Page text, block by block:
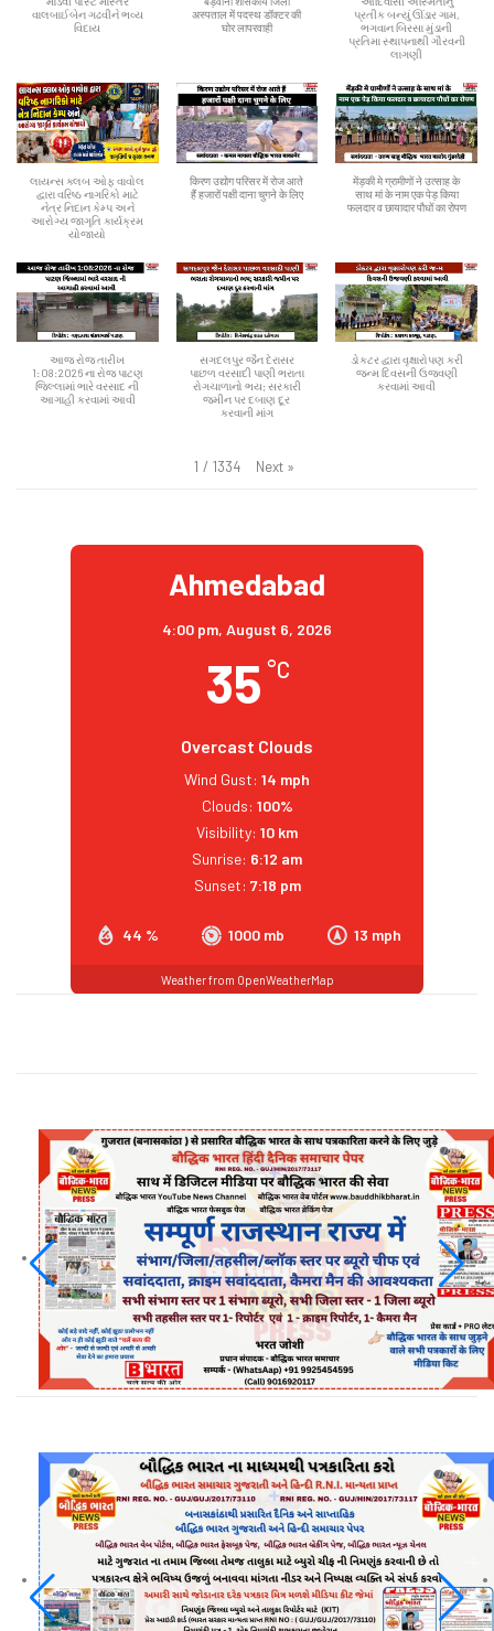
વાલબાઈબેન ગઢવીને ભવ્ય
વિદાય
अस्पताल में पदस्थ डॉक्टर की
घोर लापरवाही
પ્રતીક બન્યું ઊંડાર ગામ,
ભગવાન બિરસા મુંડાની
પ્રતિમા સ્થાપનાથી ગૌરવની
લાગણી
લાયન્સ ક્લબ ઓફ વાવોલ
દ્વારા વરિષ્ઠ નાગરિકો માટે
નેત્ર નિદાન કેમ્પ અને
આરોગ્ય જાગૃતિ કાર્યક્રમ
યોજાયો
किरण उद्योग परिसर में रोज आते
हैं हजारों पक्षी दाना चुगने के लिए
मेंड़की मे ग्रामीणों ने उत्साह के
साथ मां के नाम एक पेड़ किया
फलदार व छायादार पौधों का रोपण
આજ રોજ તારીખ
1:08:2026 ના રોજ પાટણ
જિલ્લામાં ભારે વરસાદ ની
આગાહી કરવામાં આવી
સગદલપુર જૈન દેરાસર
પાછળ વરસાદી પાણી ભરાતા
રોગચાળાનો ભય; સરકારી
જમીન પર દબાણ દૂર
કરવાની માંગ
ડોકટર દ્વારા વૃક્ષારોપણ કરી
જન્મ દિવસની ઉજવણી
કરવામાં આવી
1 / 1334 Next »
Ahmedabad
4:00 pm, August 6, 2026
35 °C
Overcast Clouds
44 % 1000 mb 13 mph
Wind Gust: 14 mph
Clouds: 100%
Visibility: 10 km
Sunrise: 6:12 am
Sunset: 7:18 pm
Weather from OpenWeatherMap